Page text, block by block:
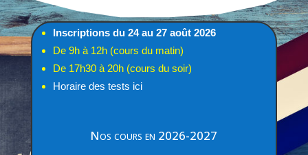
Inscriptions du 24 au 27 août 2026
De 9h à 12h (cours du matin)
De 17h30 à 20h (cours du soir)
Horaire des tests ici
Nos cours en 2026-2027